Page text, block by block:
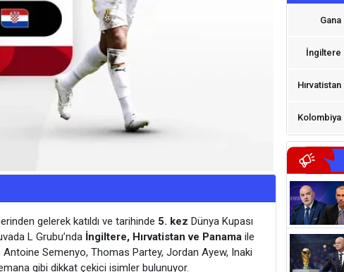
gelerek katıldı ve tarihinde 5. kez Dünya Kupası
L Grubu’nda İngiltere, Hırvatistan ve Panama ile
Semenyo, Thomas Partey, Jordan Ayew, Inaki
gibi dikkat çekici isimler bulunuyor.
Gana
İngiltere
Hırvatistan
Kolombiya